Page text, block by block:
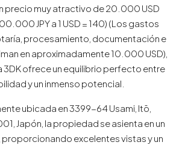
precio muy atractivo de 20.000 USD
JPY a 1 USD = 140) (Los gastos
procesamiento, documentación e
en aproximadamente 10.000 USD),
3DK ofrece un equilibrio perfecto entre
y un inmenso potencial.
ubicada en 3399-64 Usami, Itō,
Japón, la propiedad se asienta en un
excelentes vistas y un